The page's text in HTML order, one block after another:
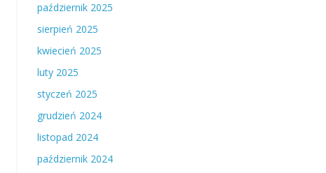
październik 2025
sierpień 2025
kwiecień 2025
luty 2025
styczeń 2025
grudzień 2024
listopad 2024
październik 2024